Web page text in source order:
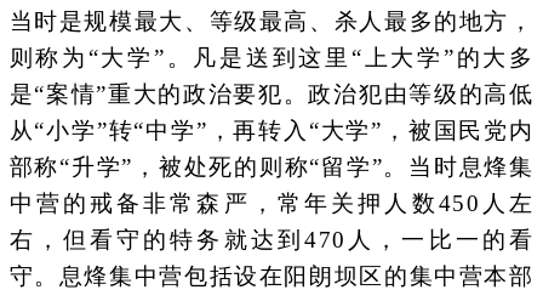
当时是规模最大、等级最高、杀人最多的地方，
则称为“大学”。凡是送到这里“上大学”的大多
是“案情”重大的政治要犯。政治犯由等级的高低
从“小学”转“中学”，再转入“大学”，被国民党内
部称“升学”，被处死的则称“留学”。当时息烽集
中营的戒备非常森严，常年关押人数450人左
右，但看守的特务就达到470人，一比一的看
守。息烽集中营包括设在阳朗坝区的集中营本部